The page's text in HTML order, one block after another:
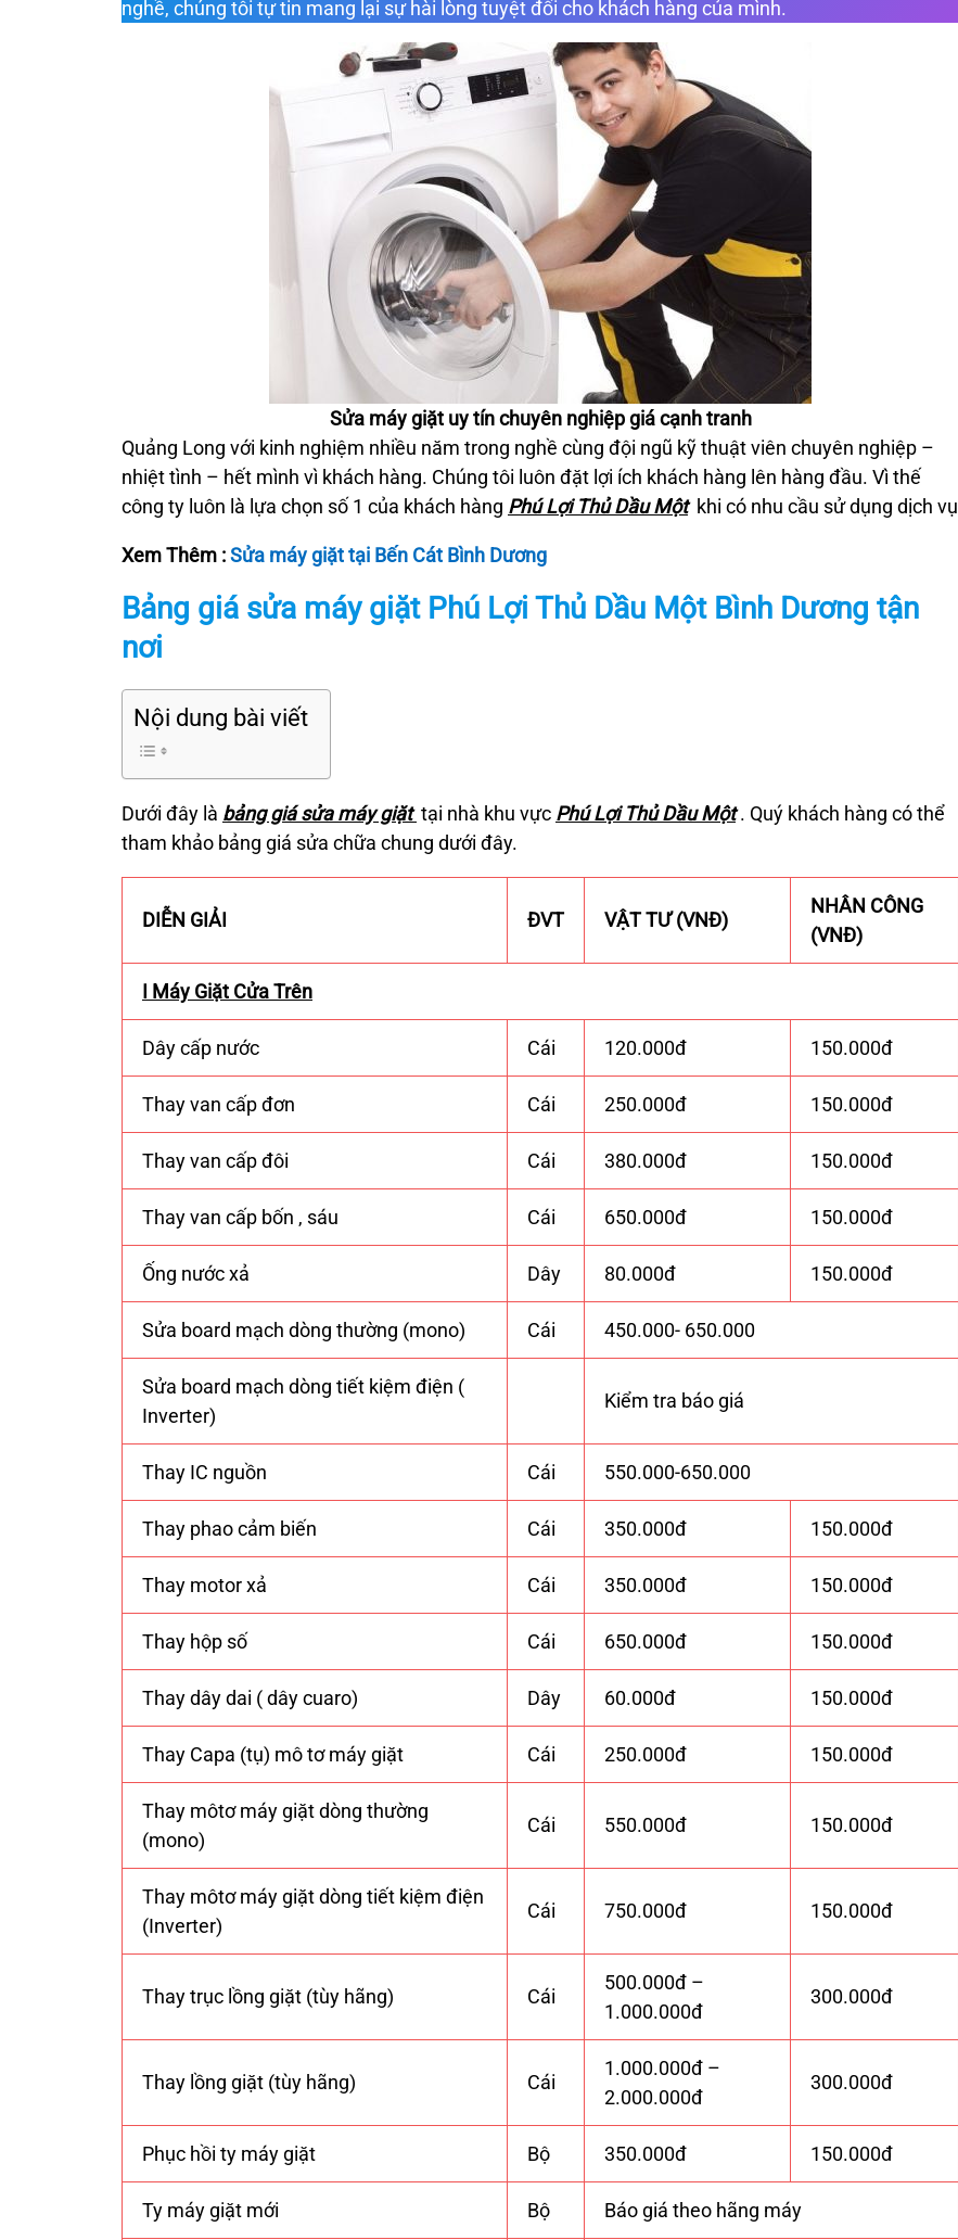
nghề, chúng tôi tự tin mang lại sự hài lòng tuyệt đối cho khách hàng của mình.
Sửa máy giặt uy tín chuyên nghiệp giá cạnh tranh
Quảng Long với kinh nghiệm nhiều năm trong nghề cùng đội ngũ kỹ thuật viên chuyên nghiệp –
nhiệt tình – hết mình vì khách hàng. Chúng tôi luôn đặt lợi ích khách hàng lên hàng đầu. Vì thế
công ty luôn là lựa chọn số 1 của khách hàng PhúLợi Thủ Dầu Mộtkhi có nhu cầu sử dụng dịch vụ
Xem Thêm :Sửa máy giặt tại Bến Cát Bình Dương
Bảng giá sửa máy giặt Phú Lợi Thủ Dầu Một Bình Dương tận
nơi
Nội dung bài viết
Dưới đây là bảng giá sửa máy giặt tại nhà khu vực PhúLợi Thủ Dầu Một. Quý khách hàng có thể
tham khảo bảng giá sửa chữa chung dưới đây.
DIỄN GIẢI ĐVT VẬT TƯ (VNĐ)
NHÂN CÔNG
(VNĐ)
I Máy Giặt Cửa Trên
Dây cấp nước Cái 120.000đ 150.000đ
Thay van cấp đơn Cái 250.000đ 150.000đ
Thay van cấp đôi Cái 380.000đ 150.000đ
Thay van cấp bốn , sáu Cái 650.000đ 150.000đ
Ống nước xả Dây 80.000đ 150.000đ
Sửa board mạch dòng thường (mono) Cái 450.000- 650.000
Sửa board mạch dòng tiết kiệm điện (
Inverter)
Kiểm tra báo giá
Thay IC nguồn Cái 550.000-650.000
Thay phao cảm biến Cái 350.000đ 150.000đ
Thay motor xả Cái 350.000đ 150.000đ
Thay hộp số Cái 650.000đ 150.000đ
Thay dây dai ( dây cuaro) Dây 60.000đ 150.000đ
Thay Capa (tụ) mô tơ máy giặt Cái 250.000đ 150.000đ
Thay môtơ máy giặt dòng thường
(mono)
Cái 550.000đ 150.000đ
Thay môtơ máy giặt dòng tiết kiệm điện
(Inverter)
Cái 750.000đ 150.000đ
Thay trục lồng giặt (tùy hãng) Cái
500.000đ –
1.000.000đ
300.000đ
Thay lồng giặt (tùy hãng) Cái
1.000.000đ –
2.000.000đ
300.000đ
Phục hồi ty máy giặt Bộ 350.000đ 150.000đ
Ty máy giặt mới Bộ Báo giá theo hãng máy